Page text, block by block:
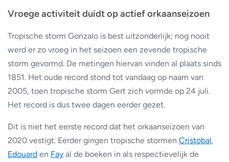
Vroege activiteit duidt op actief orkaanseizoen
Tropische storm Gonzalo is best uitzonderlijk; nog nooit
werd er zo vroeg in het seizoen een zevende tropische
storm gevormd. De metingen hiervan vinden al plaats sinds
1851. Het oude record stond tot vandaag op naam van
2005, toen tropische storm Gert zich vormde op 24 juli.
Het record is dus twee dagen eerder gezet.
Dit is niet het eerste record dat het orkaanseizoen van
2020 vestigt. Eerder gingen tropische stormen Cristobal,
Edouard en Fay al de boeken in als respectievelijk de